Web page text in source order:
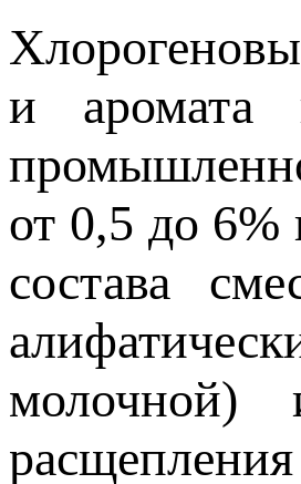
и аромата
от 0,5 до 6%
состава
молочной)